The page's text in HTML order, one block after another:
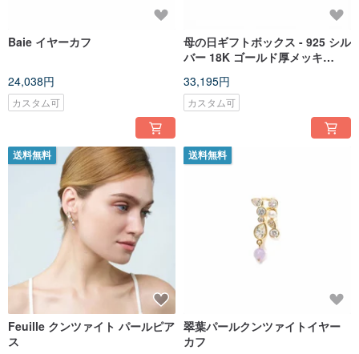
Baie イヤーカフ
24,038円
カスタム可
母の日ギフトボックス - 925 シル
バー 18K ゴールド厚メッキ
33,195円
カスタム可
送料無料
Feuille クンツァイト パールピア
ス
送料無料
翠葉パールクンツァイトイヤー
カフ